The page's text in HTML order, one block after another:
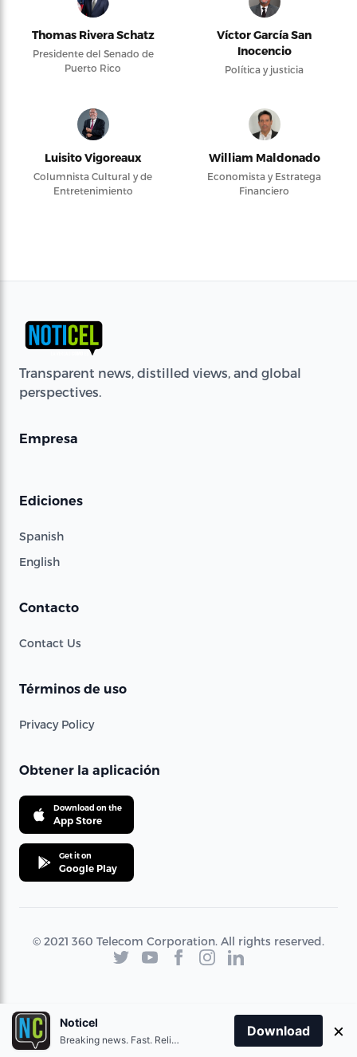
Thomas Rivera Schatz
Presidente del Senado de
Puerto Rico
Víctor García San
Inocencio
Política y justicia
Luisito Vigoreaux
Columnista Cultural y de
Entretenimiento
William Maldonado
Economista y Estratega
Financiero
Transparent news, distilled views, and global
perspectives.
Empresa
Ediciones
Spanish
English
Contacto
Contact Us
Términos de uso
Privacy Policy
Obtener la aplicación
Download on the
App Store
Get it on
Google Play
© 2021 360 Telecom Corporation. All rights reserved.
Noticel
Breaking news. Fast. Reliable.
Download ×